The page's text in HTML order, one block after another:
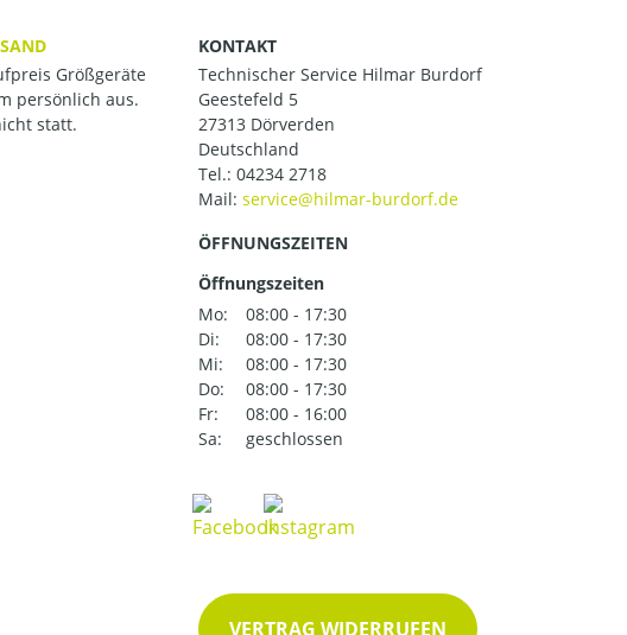
Größgeräte
persönlich aus.
statt.
KONTAKT
Technischer Service Hilmar Burdorf
Geestefeld 5
27313 Dörverden
Deutschland
Tel.: 04234 2718
Mail:
ÖFFNUNGSZEITEN
Öffnungszeiten
Mo:
08:00 - 17:30
Di:
08:00 - 17:30
Mi:
08:00 - 17:30
Do:
08:00 - 17:30
Fr:
08:00 - 16:00
Sa:
geschlossen
VERTRAG WIDERRUFEN